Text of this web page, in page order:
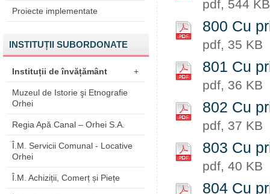
Proiecte implementate
INSTITUȚII SUBORDONATE
Instituții de învățământ +
Muzeul de Istorie şi Etnografie
Orhei
Regia Apă Canal – Orhei S.A.
Î.M. Servicii Comunal - Locative
Orhei
Î.M. Achiziții, Comerț și Piețe
pdf, 544 KB
800 Cu
pdf, 35 KB
801 Cu
pdf, 36 KB
802 Cu
pdf, 37 KB
803 Cu
pdf, 40 KB
804 Cu